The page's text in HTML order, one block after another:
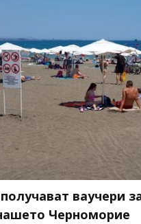
ваучери
Черноморие